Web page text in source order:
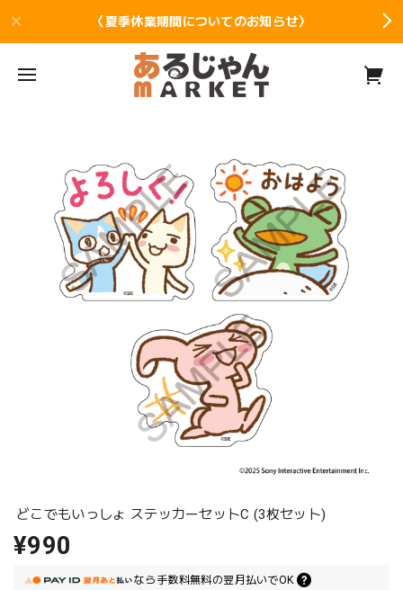
〈夏季休業期間についてのお知らせ〉
どこでもいっしょ ステッカーセットC (3枚セット)
¥990
なら 手数料無料の翌月払いでOK